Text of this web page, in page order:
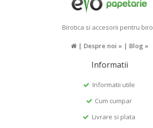
Birotica si accesorii pentru
| Despre noi » | Blog »
Informatii
Informatii utile
Cum cumpar
Livrare si plata